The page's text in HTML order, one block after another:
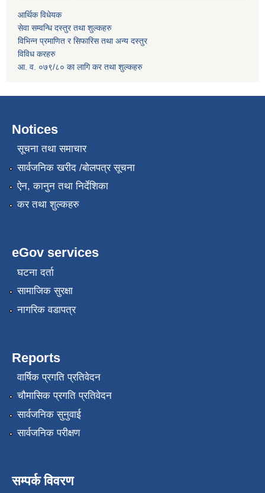
आर्थिक विधेयक
सेवा सम्वन्धि दस्तुर तथा शुल्कहरु
विभिन्न प्रमाणित र सिफारिस तथा अन्य दस्तुर
विविध करहरु
आ. व. ०७९/८० का लागि कर तथा शुल्कहरु
Notices
सूचना तथा समाचार
सार्वजनिक खरीद /बोलपत्र सूचना
ऐन, कानुन तथा निर्देशिका
कर तथा शुल्कहरु
eGov services
घटना दर्ता
सामाजिक सुरक्षा
नागरिक वडापत्र
Reports
वार्षिक प्रगति प्रतिवेदन
चौमासिक प्रगति प्रतिवेदन
सार्वजनिक सुनुवाई
सार्वजनिक परीक्षण
सम्पर्क विवरण